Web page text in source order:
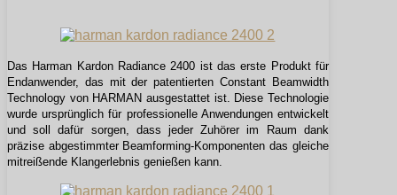
Das Harman Kardon Radiance 2400 ist das erste Produkt für
Endanwender, das mit der patentierten Constant Beamwidth
Technology von HARMAN ausgestattet ist. Diese Technologie
wurde ursprünglich für professionelle Anwendungen entwickelt
und soll dafür sorgen, dass jeder Zuhörer im Raum dank
präzise abgestimmter Beamforming-Komponenten das gleiche
mitreißende Klangerlebnis genießen kann.